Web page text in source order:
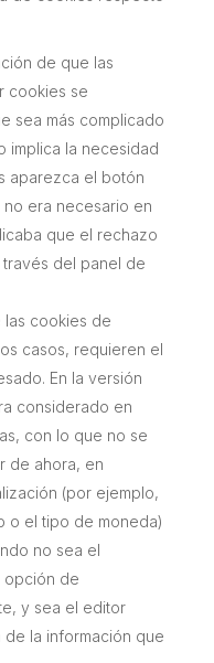
de que las
cookies se
sea más complicado
implica la necesidad
aparezca el botón
era necesario en
que el rechazo
del panel de
las cookies de
casos, requieren el
En la versión
considerado en
con lo que no se
de ahora, en
(por ejemplo,
o el tipo de moneda)
no sea el
opción de
y sea el editor
la información que